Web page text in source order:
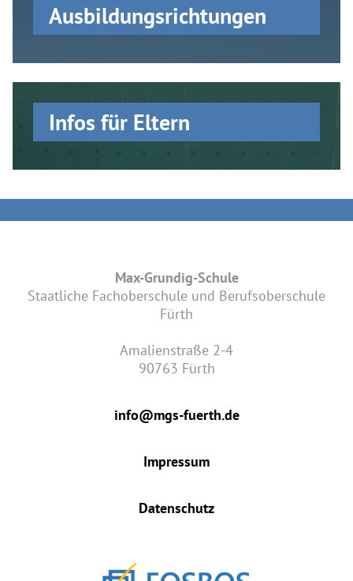
Ausbildungs­richtungen
Infos für Eltern
Max-Grundig-Schule
Staatliche Fachoberschule und Berufsoberschule
Fürth
Amalienstraße 2-4
90763 Fürth
info@mgs-fuerth.de
Impressum
Datenschutz